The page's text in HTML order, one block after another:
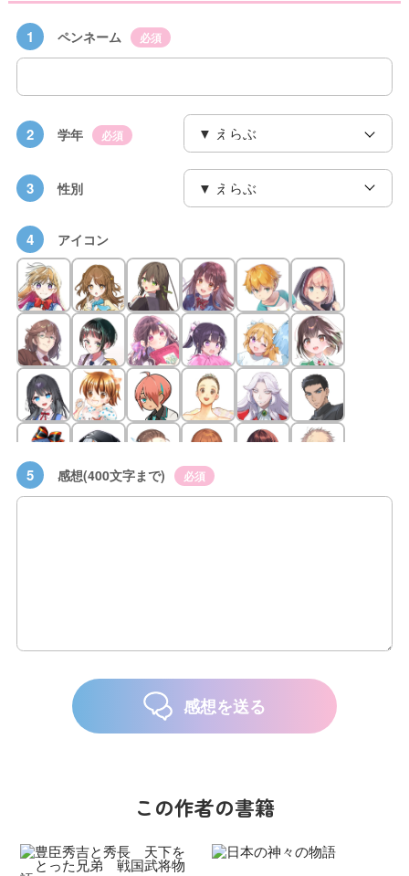
1 ペンネーム 必須
2 学年 必須
3 性別
4 アイコン
5 感想(400文字まで) 必須
感想を送る
この作者の書籍